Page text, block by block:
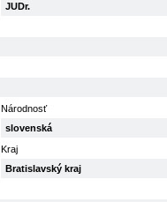
JUDr.
Národnosť
slovenská
Kraj
Bratislavský kraj